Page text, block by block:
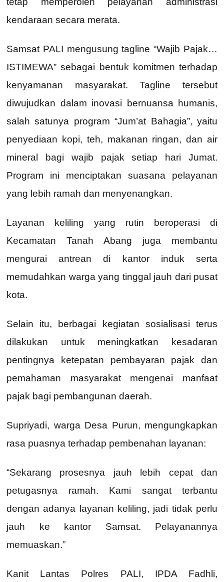
kendaraan secara merata.
Samsat PALI mengusung tagline “Wajib Pajak…
ISTIMEWA” sebagai bentuk komitmen terhadap
kenyamanan masyarakat. Tagline tersebut
diwujudkan dalam inovasi bernuansa humanis,
salah satunya program “Jum’at Bahagia”, yaitu
penyediaan kopi, teh, makanan ringan, dan air
mineral bagi wajib pajak setiap hari Jumat.
Program ini menciptakan suasana pelayanan
yang lebih ramah dan menyenangkan.
Layanan keliling yang rutin beroperasi di
Kecamatan Tanah Abang juga membantu
mengurai antrean di kantor induk serta
memudahkan warga yang tinggal jauh dari pusat
kota.
Selain itu, berbagai kegiatan sosialisasi terus
dilakukan untuk meningkatkan kesadaran
pentingnya ketepatan pembayaran pajak dan
pemahaman masyarakat mengenai manfaat
pajak bagi pembangunan daerah.
Supriyadi, warga Desa Purun, mengungkapkan
rasa puasnya terhadap pembenahan layanan:
“Sekarang prosesnya jauh lebih cepat dan
petugasnya ramah. Kami sangat terbantu
dengan adanya layanan keliling, jadi tidak perlu
jauh ke kantor Samsat. Pelayanannya
memuaskan.”
Kanit Lantas Polres PALI, IPDA Fadhli,